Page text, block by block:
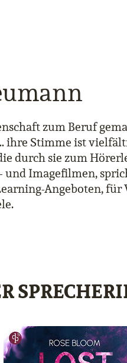
zum Beruf
ihre Stimme ist
durch sie zum
und Imagefilmen,
Angeboten, für